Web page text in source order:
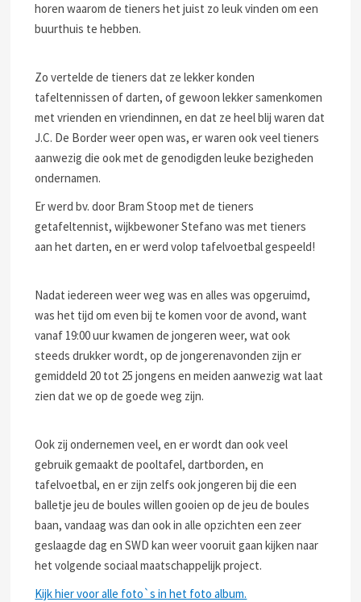
horen waarom de tieners het juist zo leuk vinden om een
buurthuis te hebben.
Zo vertelde de tieners dat ze lekker konden
tafeltennissen of darten, of gewoon lekker samenkomen
met vrienden en vriendinnen, en dat ze heel blij waren dat
J.C. De Border weer open was, er waren ook veel tieners
aanwezig die ook met de genodigden leuke bezigheden
ondernamen.
Er werd bv. door Bram Stoop met de tieners
getafeltennist, wijkbewoner Stefano was met tieners
aan het darten, en er werd volop tafelvoetbal gespeeld!
Nadat iedereen weer weg was en alles was opgeruimd,
was het tijd om even bij te komen voor de avond, want
vanaf 19:00 uur kwamen de jongeren weer, wat ook
steeds drukker wordt, op de jongerenavonden zijn er
gemiddeld 20 tot 25 jongens en meiden aanwezig wat laat
zien dat we op de goede weg zijn.
Ook zij ondernemen veel, en er wordt dan ook veel
gebruik gemaakt de pooltafel, dartborden, en
tafelvoetbal, en er zijn zelfs ook jongeren bij die een
balletje jeu de boules willen gooien op de jeu de boules
baan, vandaag was dan ook in alle opzichten een zeer
geslaagde dag en SWD kan weer vooruit gaan kijken naar
het volgende sociaal maatschappelijk project.
Kijk hier voor alle foto`s in het foto album.